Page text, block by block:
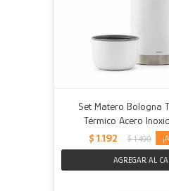
Set Matero Bologna
Térmico Acero
$ 1.192 $ 1.490